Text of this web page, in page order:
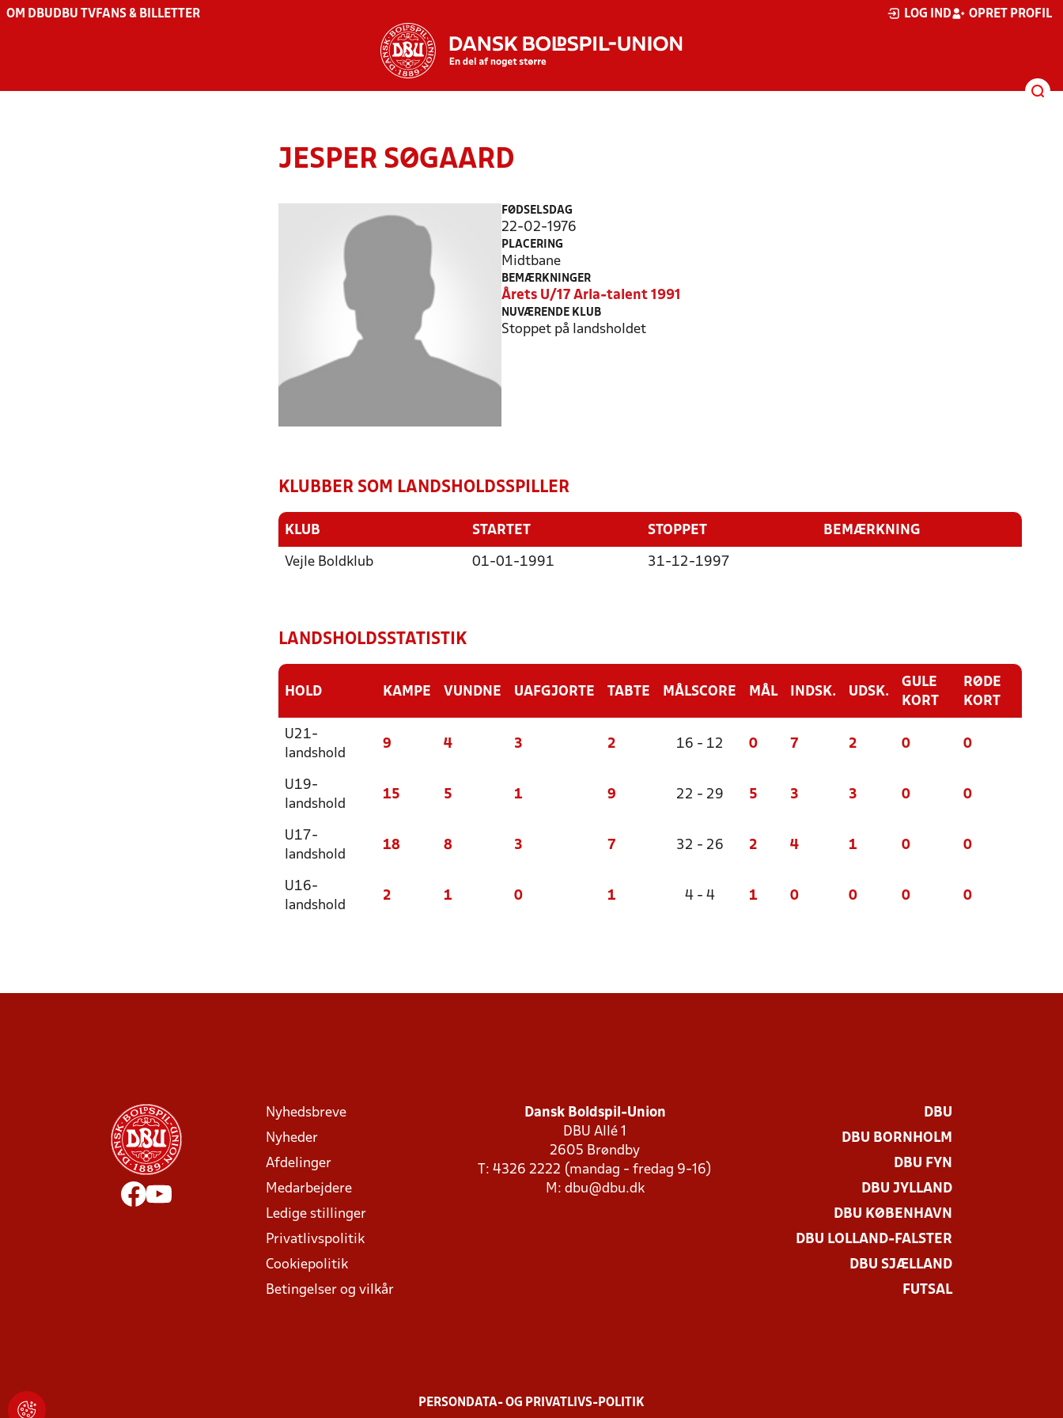
OM DBU DBU TV FANS & BILLETTER LOG IND OPRET PROFIL
JESPER SØGAARD
FØDSELSDAG
22-02-1976
PLACERING
Midtbane
BEMÆRKNINGER
Årets U/17 Arla-talent 1991
NUVÆRENDE KLUB
Stoppet på landsholdet
KLUBBER SOM LANDSHOLDSSPILLER
KLUB STARTET STOPPET BEMÆRKNING
Vejle Boldklub 01-01-1991 31-12-1997
LANDSHOLDSSTATISTIK
HOLD KAMPE VUNDNE UAFGJORTE TABTE MÅLSCORE MÅL INDSK. UDSK.
GULE
KORT
RØDE
KORT
U21-
landshold
9 4 3 2 16 - 12 0 7 2 0 0
U19-
landshold
15 5 1 9 22 - 29 5 3 3 0 0
U17-
landshold
18 8 3 7 32 - 26 2 4 1 0 0
U16-
landshold
2 1 0 1 4 - 4 1 0 0 0 0
Nyhedsbreve
Nyheder
Afdelinger
Medarbejdere
Ledige stillinger
Privatlivspolitik
Cookiepolitik
Betingelser og vilkår
Dansk Boldspil-Union
DBU Allé 1
2605 Brøndby
T: 4326 2222 (mandag - fredag 9-16)
M: dbu@dbu.dk
DBU
DBU BORNHOLM
DBU FYN
DBU JYLLAND
DBU KØBENHAVN
DBU LOLLAND-FALSTER
DBU SJÆLLAND
FUTSAL
PERSONDATA- OG PRIVATLIVS-POLITIK